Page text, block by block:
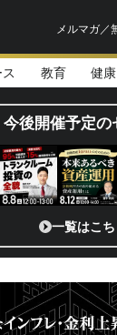
メルマガ／
教育 健康
宙ベンチャー
今後開催予定の
一覧はこち